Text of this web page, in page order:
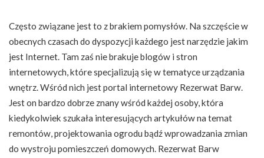
Często związane jest to z brakiem pomysłów. Na szczęście w
obecnych czasach do dyspozycji każdego jest narzędzie jakim
jest Internet. Tam zaś nie brakuje blogów i stron
internetowych, które specjalizują się w tematyce urządzania
wnętrz. Wśród nich jest portal internetowy Rezerwat Barw.
Jest on bardzo dobrze znany wśród każdej osoby, która
kiedykolwiek szukała interesujących artykułów na temat
remontów, projektowania ogrodu bądź wprowadzania zmian
do wystroju pomieszczeń domowych. Rezerwat Barw